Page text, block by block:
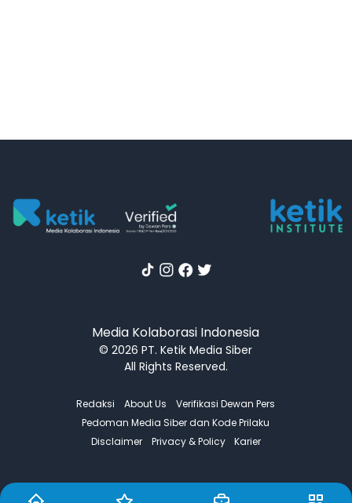
Media Kolaborasi Indonesia
© 2026 PT. Ketik Media Siber
All Rights Reserved.
Redaksi About Us
Verifikasi Dewan Pers
Pedoman Media Siber dan Kode Prilaku
Disclaimer
Privacy & Policy Karier